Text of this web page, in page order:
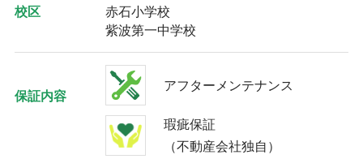
校区
赤石小学校
紫波第一中学校
保証内容
アフターメンテナンス
瑕疵保証
（不動産会社独自）